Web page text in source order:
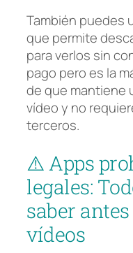
También puedes
que permite
para verlos sin
pago pero es la
de que mantiene
vídeo y no
terceros.
⚠️ Apps
legales:
saber
vídeos